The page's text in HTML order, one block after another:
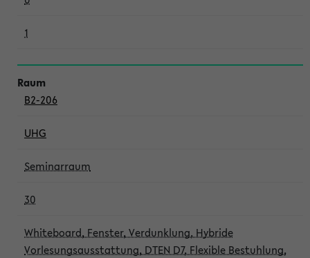
1
B2-206
UHG
Seminarraum
30
Whiteboard, Fenster, Verdunklung, Hybride
Vorlesungsausstattung, DTEN D7, Flexible Bestuhlung,